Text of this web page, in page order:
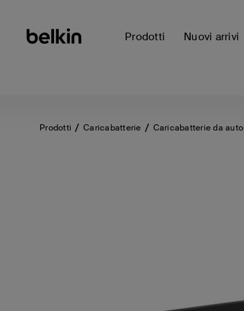
Prodotti Nuovi arrivi
Prodotti Caricabatterie Caricabatterie da auto